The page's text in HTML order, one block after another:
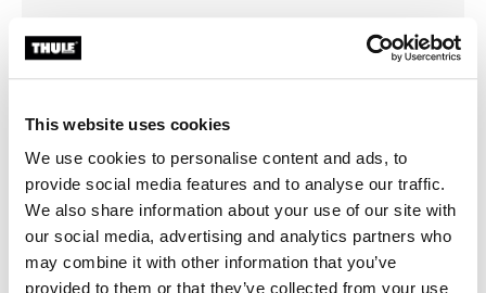
This website uses cookies
We use cookies to personalise content and ads, to
provide social media features and to analyse our traffic.
We also share information about your use of our site with
our social media, advertising and analytics partners who
may combine it with other information that you’ve
provided to them or that they’ve collected from your use
Scegli una custodia